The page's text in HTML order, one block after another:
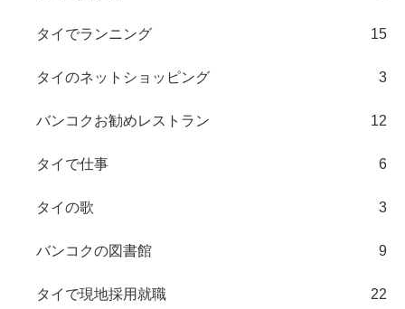
タイでランニング 15
タイのネットショッピング 3
バンコクお勧めレストラン 12
タイで仕事 6
タイの歌 3
バンコクの図書館 9
タイで現地採用就職 22